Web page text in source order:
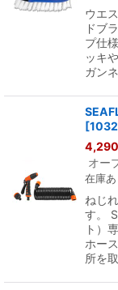
ウエ
ドブ
プ仕
ッキ
ガン
[
4,290
オー
在庫あ
ねじ
す。
ト）
ホー
所を